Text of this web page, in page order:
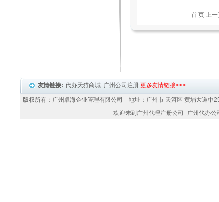
首 页 上
友情链接: 代办天猫商城 广州公司注册 更多友情链接>>>
版权所有：广州卓海企业管理有限公司 地址：广州市 天河区 黄埔大道
欢迎来到 广州代理注册公司 广州代办公